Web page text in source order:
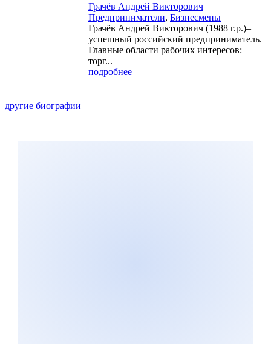
Грачёв Андрей Викторович
Предприниматели, Бизнесмены
Грачёв Андрей Викторович (1988 г.р.)–
успешный российский предприниматель.
Главные области рабочих интересов:
торг...
подробнее
другие биографии